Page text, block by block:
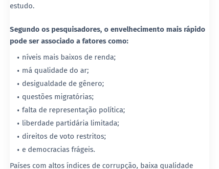
estudo.
Segundo os pesquisadores, o envelhecimento mais rápido
pode ser associado a fatores como:
níveis mais baixos de renda;
má qualidade do ar;
desigualdade de gênero;
questões migratórias;
falta de representação política;
liberdade partidária limitada;
direitos de voto restritos;
e democracias frágeis.
Países com altos índices de corrupção, baixa qualidade